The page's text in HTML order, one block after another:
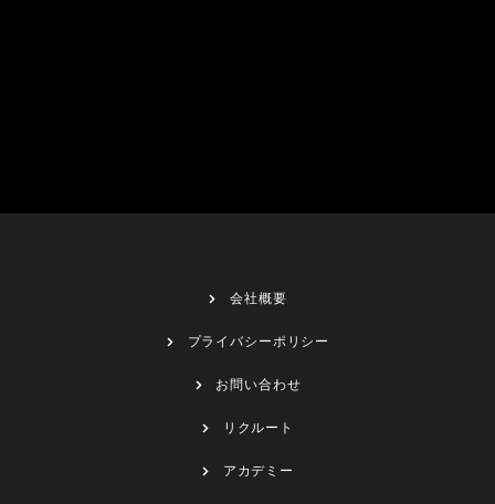
会社概要
プライバシーポリシー
お問い合わせ
リクルート
アカデミー